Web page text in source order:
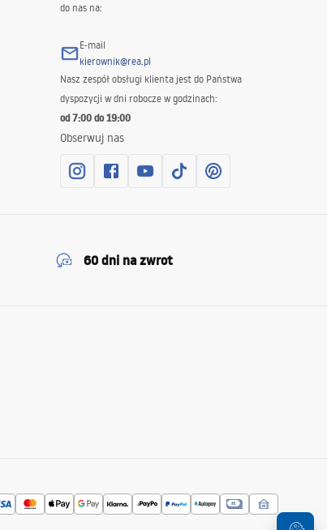
do nas na:
E-mail
kierownik@rea.pl
Nasz zespół obsługi klienta jest do Państwa
dyspozycji w dni robocze w godzinach:
od 7:00 do 19:00
Obserwuj nas
60 dni na zwrot